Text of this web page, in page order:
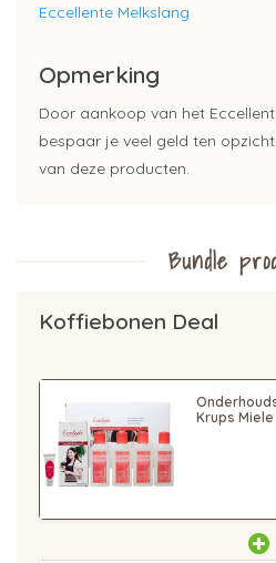
Eccellente Melkslang
Opmerking
Door aankoop van het
bespaar je veel geld ten
van deze producten.
Bundle
Koffiebonen Deal
Krups Miele